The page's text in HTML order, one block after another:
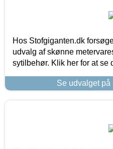
Hos Stofgiganten.dk
udvalg af skønne
sytilbehør. Klik her for at se
Se udvalget